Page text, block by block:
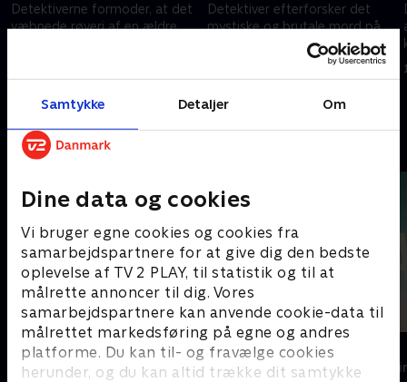
Samtykke Detaljer Om
Dine data og cookies
Vi bruger egne cookies og cookies fra
samarbejdspartnere for at give dig den bedste
oplevelse af TV 2 PLAY, til statistik og til at
målrette annoncer til dig. Vores
samarbejdspartnere kan anvende cookie-data til
målrettet markedsføring på egne og andres
platforme. Du kan til- og fravælge cookies
herunder, og du kan altid trække dit samtykke
Detektiverne formoder, at det
væbnede røveri af en ældre
Detektiver efterforsker det
mystiske og brutale mord på
en frivillig medarbejder til en
politisk kampagne.
Andre så også
Top Dog
Krimi & Spænding • 1 sæsoner
The Au Pair
Krimi &